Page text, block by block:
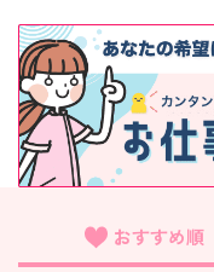
おすすめ順